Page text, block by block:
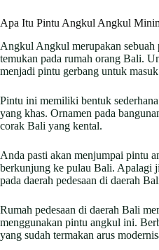
Apa Itu Pintu Angkul Angkul
Angkul Angkul merupakan sebuah
temukan pada rumah orang Bali.
menjadi pintu gerbang untuk
Pintu ini memiliki bentuk
yang khas. Ornamen pada
corak Bali yang kental.
Anda pasti akan menjumpai pintu
berkunjung ke pulau Bali. Apalagi
pada daerah pedesaan di daerah
Rumah pedesaan di daerah Bali
menggunakan pintu angkul ini.
yang sudah termakan arus